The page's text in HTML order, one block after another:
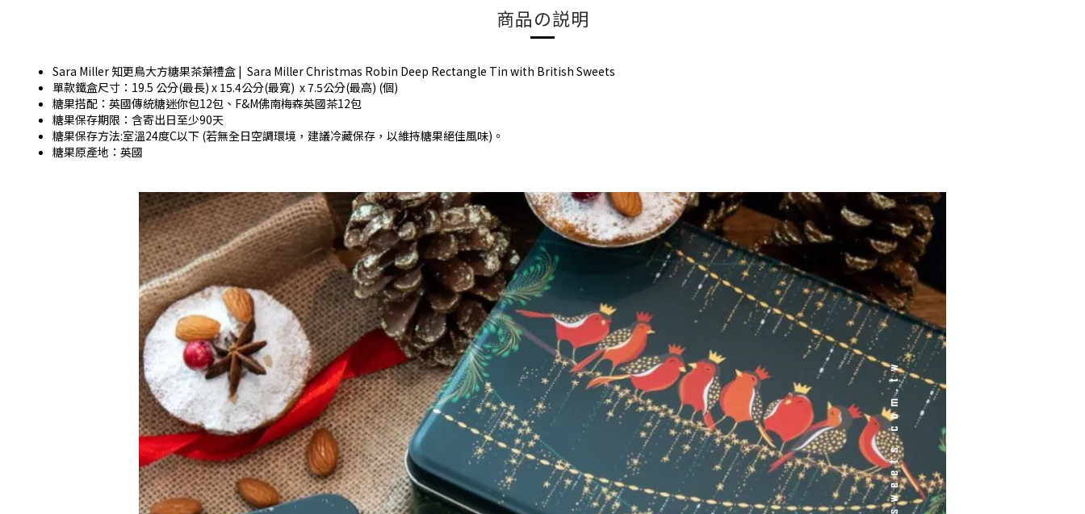
商品の説明
Sara Miller 知更鳥大方糖果茶葉禮盒 | Sara Miller Christmas Robin Deep Rectangle Tin with British Sweets
單款鐵盒尺寸：19.5 公分(最長) x 15.4公分(最寬) x 7.5公分(最高) (個)
糖果搭配：英國傳統糖迷你包12包、F&M佛南梅森英國茶12包
糖果保存期限：含寄出日至少90天
糖果保存方法:室溫24度C以下 (若無全日空調環境，建議冷藏保存，以維持糖果絕佳風味)。
糖果原產地：英國